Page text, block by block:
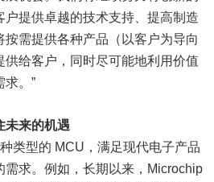
提供卓越的技术支持、提高制造
需提供各种产品（以客户为导向
供给客户，同时尽可能地利用价值
求。”
未来的机遇
类型的 MCU，满足现代电子产品
需求。例如，长期以来，Microchip